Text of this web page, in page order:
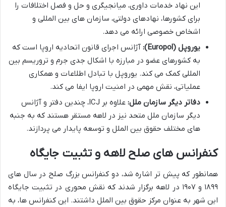
این نهاد خدمات داوری، میانجیگری و حل و فصل اختلافات را
برای کشورها، نهادهای دولتی، سازمان های بین المللی و
اشخاص خصوصی ارائه می دهد.
یوروپل (Europol):
آژانس اجرای قانون اتحادیه اروپا است که
به کشورهای عضو در مبارزه با اشکال جدی جرم و تروریسم بین
المللی کمک می کند. یوروپل با تبادل اطلاعات و همکاری
عملیاتی، نقش مهمی در امنیت اروپا ایفا می کند.
دفاتر دیگر سازمان ملل:
علاوه بر ICJ، چندین دفتر و آژانس
دیگر سازمان ملل متحد نیز در لاهه مستقر هستند که به جنبه
های مختلف حقوق بین الملل و توسعه پایدار می پردازند.
کنفرانس های صلح لاهه و تثبیت جایگاه
همانطور که پیش تر اشاره شد، دو کنفرانس بزرگ صلح در سال های
۱۸۹۹ و ۱۹۰۷ در لاهه برگزار شدند که نقش محوری در تثبیت جایگاه
این شهر به عنوان مرکز حقوق بین الملل داشتند. این کنفرانس ها، به